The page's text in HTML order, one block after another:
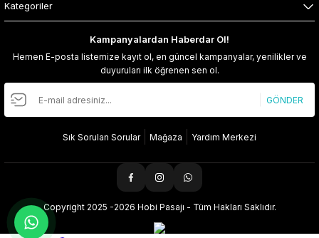
Kategoriler
Kampanyalardan Haberdar Ol!
Hemen E-posta listemize kayıt ol, en güncel kampanyalar, yenilikler ve
duyuruları ilk öğrenen sen ol.
GÖNDER
Sık Sorulan Sorular Mağaza Yardım Merkezi
Copyright 2025 -2026 Hobi Pasajı - Tüm Hakları Saklıdır.